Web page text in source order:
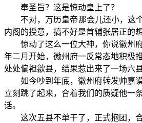
奉圣旨？这是惊动皇上了？
不对，万历皇帝那会儿还小，这
内阁的授意，搞不好是首辅张居正的想
惊动了这么一位大神，你说徽州
年二月开始，徽州府一反常态地积极
处处偏袒歙县，结果惹出来了一场六
如今吵到年底，徽州府转发帅嘉
立刻跳了起来，合着我们的质疑他一
话。
这次五县不单干了，正式抱团，